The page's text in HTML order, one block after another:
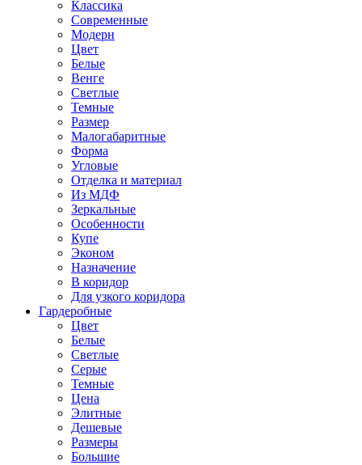
Классика
Современные
Модерн
Цвет
Белые
Венге
Светлые
Темные
Размер
Малогабаритные
Форма
Угловые
Отделка и материал
Из МДФ
Зеркальные
Особенности
Купе
Эконом
Назначение
В коридор
Для узкого коридора
Гардеробные
Цвет
Белые
Светлые
Серые
Темные
Цена
Элитные
Дешевые
Размеры
Большие